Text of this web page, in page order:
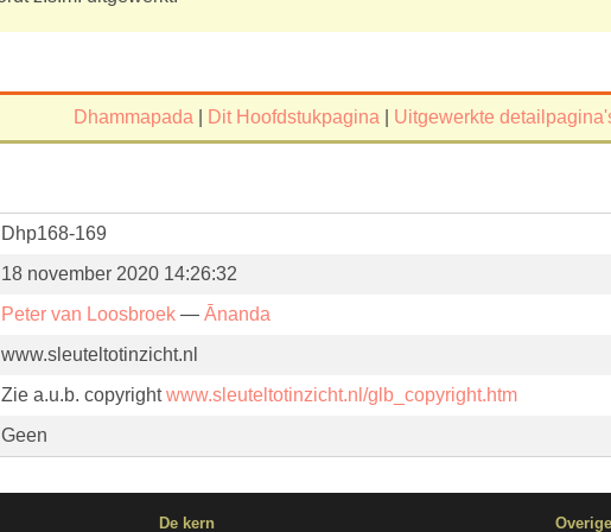
Dhammapada Dit Hoofdstukpagina Uitgewerkte
Dhp168-169
18 november 2020 14:26:32
Peter van Loosbroek — Ānanda
www.sleuteltotinzicht.nl
Zie a.u.b. copyrightwww.sleuteltotinzicht.nl/glb_copyright.htm
Geen
De kern Overige